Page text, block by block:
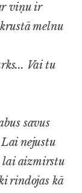
viņu ir
melnu
Vai tu
savus
nejustu
lai aizmirstu
rindojas kā